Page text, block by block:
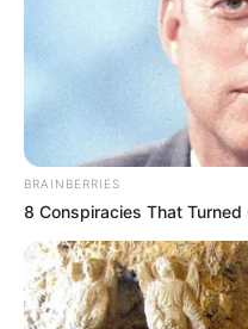
TOVÁBBI
OK,